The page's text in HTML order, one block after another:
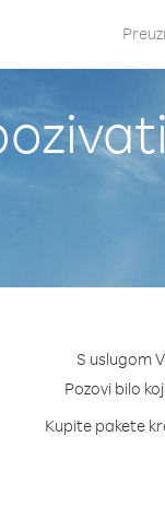
S uslugom
Pozovi bilo
Kupite pakete